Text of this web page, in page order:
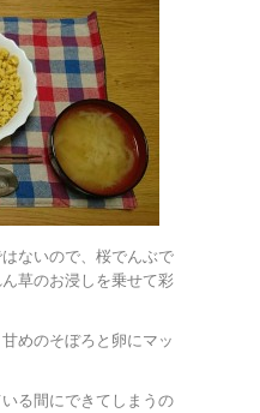
ないので、桜でんぶで
草のお浸しを乗せて彩
めのそぼろと卵にマッ
る間にできてしまうの